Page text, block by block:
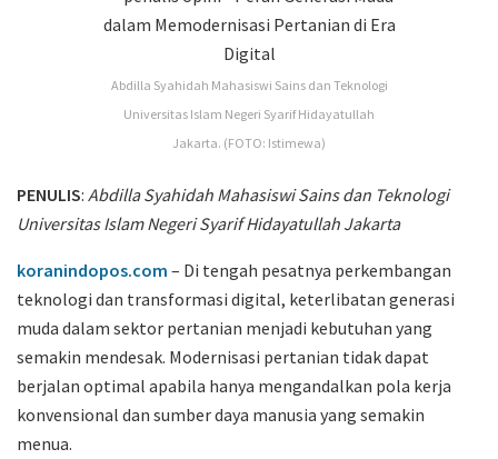
Abdilla Syahidah Mahasiswi Sains dan Teknologi
Universitas Islam Negeri Syarif Hidayatullah
Jakarta. (FOTO: Istimewa)
PENULIS: Abdilla Syahidah Mahasiswi Sains dan Teknologi
Universitas Islam Negeri Syarif Hidayatullah Jakarta
koranindopos.com – Di tengah pesatnya perkembangan
teknologi dan transformasi digital, keterlibatan generasi
muda dalam sektor pertanian menjadi kebutuhan yang
semakin mendesak. Modernisasi pertanian tidak dapat
berjalan optimal apabila hanya mengandalkan pola kerja
konvensional dan sumber daya manusia yang semakin
menua.